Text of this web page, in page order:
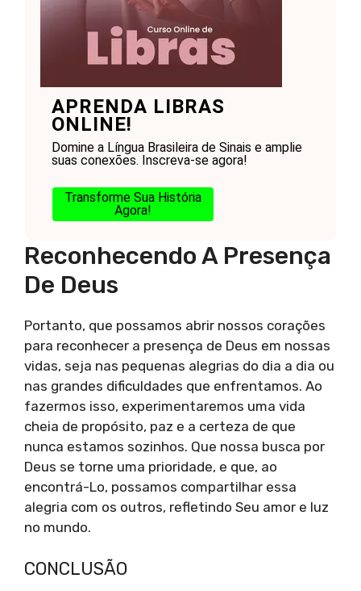
APRENDA LIBRAS
ONLINE!
Domine a Língua Brasileira de Sinais e amplie
suas conexões. Inscreva-se agora!
Transforme Sua História
Agora!
Reconhecendo A Presença
De Deus
Portanto, que possamos abrir nossos corações
para reconhecer a presença de Deus em nossas
vidas, seja nas pequenas alegrias do dia a dia ou
nas grandes dificuldades que enfrentamos. Ao
fazermos isso, experimentaremos uma vida
cheia de propósito, paz e a certeza de que
nunca estamos sozinhos. Que nossa busca por
Deus se torne uma prioridade, e que, ao
encontrá-Lo, possamos compartilhar essa
alegria com os outros, refletindo Seu amor e luz
no mundo.
CONCLUSÃO